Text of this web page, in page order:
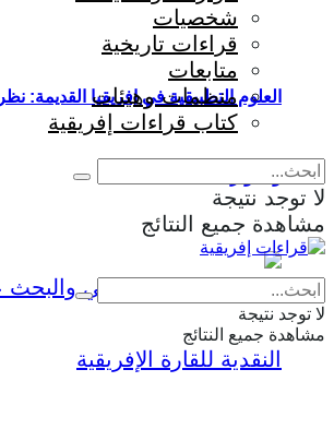
العلوم التطبيقية في إفريقيا القديمة:
والمؤثرات
شخصيات
قراءات تاريخية
متابعات
منظمات وهيئات
كتاب قراءات إفريقية
لا توجد نتيجة
مشاهدة جميع النتائج
لا توجد نتيجة
مشاهدة جميع النتائج